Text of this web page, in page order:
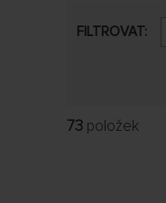
FILTROVAT:
73 položek